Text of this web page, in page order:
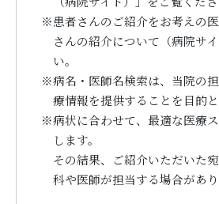
※患者さんのご紹介をお考えの
さんの紹介について（病院サ
い。
※病名・医師名検索は、当院の
療情報を提供することを目的と
※病状に合わせて、最適な医療
します。
その結果、ご紹介いただいた
科や医師が担当する場合があり